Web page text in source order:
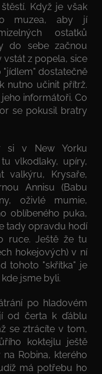
Když je však
muzea, aby jí
ostatků
do sebe začnou
vstát z popela, sice
"jídlem" dostatečně
nutno učinit přítrž.
informátoři. Co
se pokusil bratry
si v New Yorku
vlkodlaky, upíry,
valkýru, Krysaře,
Annisu (Babu
oživlé mumie,
oblíbeného puka,
tady opravdu hodí
ruce. Ještě že tu
hokejových) v ní
tohoto "skřítka" je
jsme byli.
po hladovém
od čerta k ďáblu
se ztrácíte v tom,
koktejlu ještě
Robina, kterého
má potřebu ho